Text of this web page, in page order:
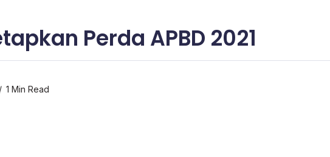
Perda APBD 2021
1 Min Read